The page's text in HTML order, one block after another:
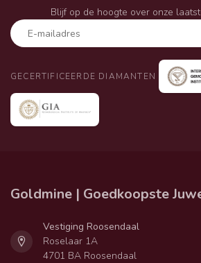
Blijf op de hoogte over onze
GECERTIFICEERDE DIAMANTEN
Goldmine | Goedkoopste
Vestiging Roosendaal
Roselaar 1A
4701 BA Roosendaal